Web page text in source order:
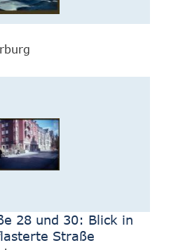
28 und 30: Blick in
Straße